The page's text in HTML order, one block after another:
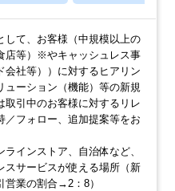
て、お客様（中規模以上の
店等）※やキャッシュレス事
会社等））に対するヒアリン
ューション（機能）等の新規
取引中のお客様に対するリレ
／フォロー、追加提案等をお
インストア、自治体など、
スサービスが使える場所（新
営業の割合→2：8）